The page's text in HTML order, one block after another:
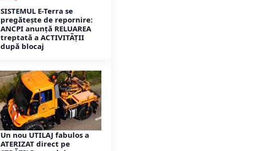
SISTEMUL E-Terra se
pregătește de repornire:
ANCPI anunță RELUAREA
treptată a ACTIVITĂȚII
după blocaj
Un nou UTILAJ fabulos a
ATERIZAT direct pe